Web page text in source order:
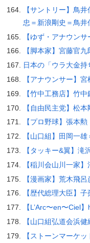
【サントリー】鳥
忠＝新浪剛史＝鳥井
【ゆず・アナウン
【脚本家】宮藤官九
日本の「ウラ大金
【アナウンサー】宮
【竹中工務店】竹
【自由民主党】松本
【プロ野球】張本勲
【山口組】田岡一
【タッキー&翼】滝
【稲川会山川一家
【漫画家】荒木飛呂
【歴代総理大臣】
【L’Arc〜en〜Ciel
【山口組弘道会浜
【ストーンマーケ